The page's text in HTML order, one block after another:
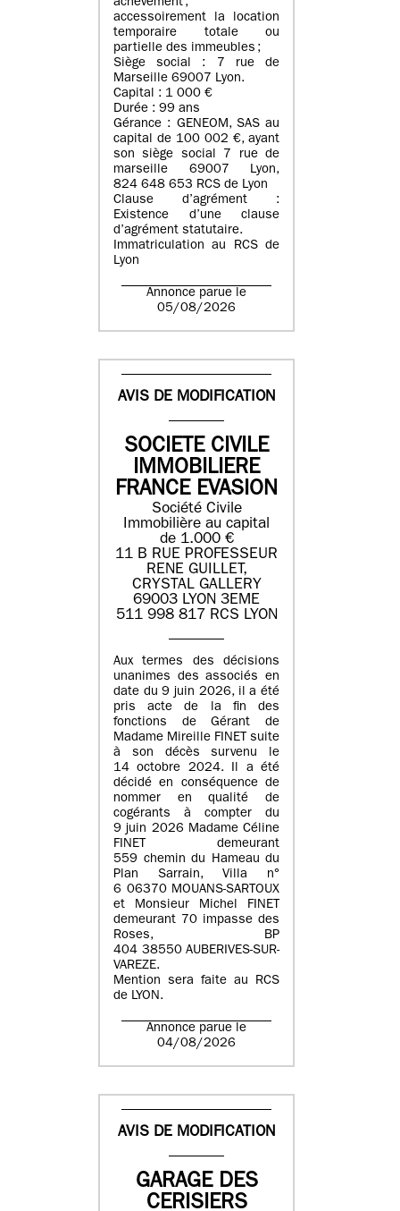
achèvement ;
accessoirement la location
temporaire totale ou
partielle des immeubles ;
Siège social : 7 rue de
Marseille 69007 Lyon.
Capital : 1 000 €
Durée : 99 ans
Gérance : GENEOM, SAS au
capital de 100 002 €, ayant
son siège social 7 rue de
marseille 69007 Lyon,
824 648 653 RCS de Lyon
Clause d’agrément :
Existence d’une clause
d’agrément statutaire.
Immatriculation au RCS de
Lyon
Annonce parue le
05/08/2026
AVIS DE MODIFICATION
SOCIETE CIVILE
IMMOBILIERE
FRANCE EVASION
Société Civile
Immobilière au capital
de 1.000 €
11 B RUE PROFESSEUR
RENE GUILLET,
CRYSTAL GALLERY
69003 LYON 3EME
511 998 817 RCS LYON
Aux termes des décisions
unanimes des associés en
date du 9 juin 2026, il a été
pris acte de la fin des
fonctions de Gérant de
Madame Mireille FINET suite
à son décès survenu le
14 octobre 2024. Il a été
décidé en conséquence de
nommer en qualité de
cogérants à compter du
9 juin 2026 Madame Céline
FINET demeurant
559 chemin du Hameau du
Plan Sarrain, Villa n°
6 06370 MOUANS-SARTOUX
et Monsieur Michel FINET
demeurant 70 impasse des
Roses, BP
404 38550 AUBERIVES-SUR-
VAREZE.
Mention sera faite au RCS
de LYON.
Annonce parue le
04/08/2026
AVIS DE MODIFICATION
GARAGE DES
CERISIERS